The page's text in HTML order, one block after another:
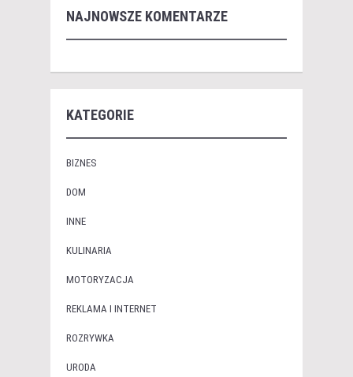
NAJNOWSZE KOMENTARZE
KATEGORIE
BIZNES
DOM
INNE
KULINARIA
MOTORYZACJA
REKLAMA I INTERNET
ROZRYWKA
URODA